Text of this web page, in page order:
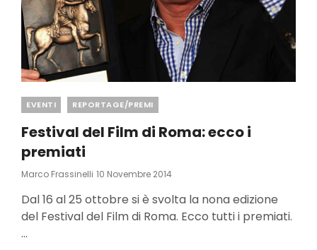
Categories
EVENTI REPORTAGE/PREMI
Festival del Film di Roma: ecco i
premiati
Marco Frassinelli Posted
10 Novembre 2014
Dal 16 al 25 ottobre si è svolta la nona edizione
del Festival del Film di Roma. Ecco tutti i premiati.
…